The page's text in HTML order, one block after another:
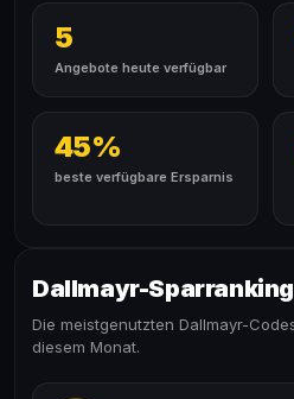
5
Angebote heute verfügbar
45%
beste verfügbare Ersparnis
Dallmayr-Sparranking
Die meistgenutzten Dallmayr-
diesem Monat.